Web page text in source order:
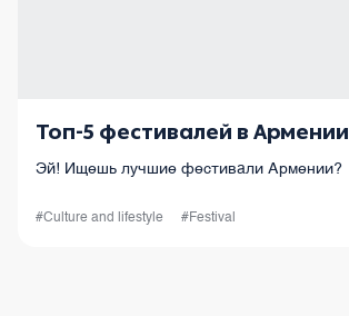
Топ-5 фестивалей в Армении
Эй! Ищешь лучшие фестивали Армении?
#Culture and lifestyle #Festival